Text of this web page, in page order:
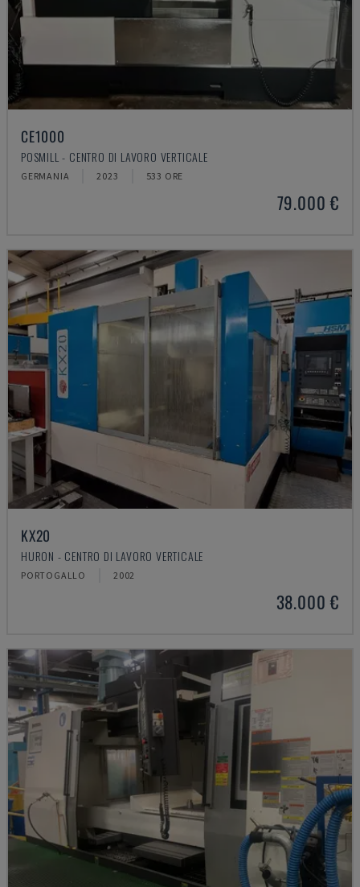
CE1000
POSMILL - CENTRO DI LAVORO VERTICALE
GERMANIA 2023 533 ORE
79.000 €
KX20
HURON - CENTRO DI LAVORO VERTICALE
PORTOGALLO 2002
38.000 €